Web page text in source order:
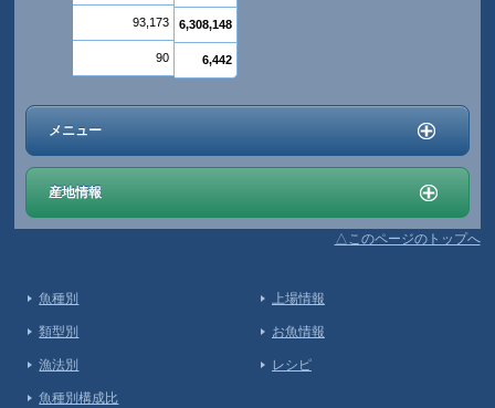
93,173
90
6,308,148
6,442
メニュー
産地情報
△このページのトップへ
魚種別
類型別
漁法別
魚種別構成比
上場情報
お魚情報
レシピ